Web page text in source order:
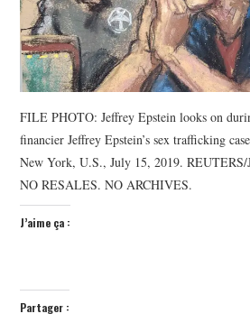
CULTURE
SPORT
FILE PHOTO: Jeffrey Epstein looks on
financier Jeffrey Epstein’s sex trafficking
New York, U.S., July 15, 2019. REUTERS/
NO RESALES. NO ARCHIVES.
J’aime ça :
Partager :